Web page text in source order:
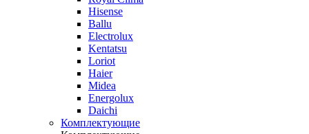
Hisense
Ballu
Electrolux
Kentatsu
Loriot
Haier
Midea
Energolux
Daichi
Комплектующие